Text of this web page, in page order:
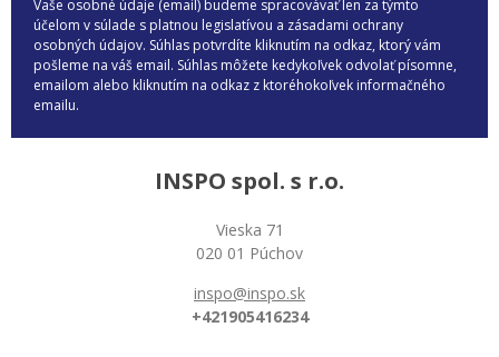
Vaše osobné údaje (email) budeme spracovávať len za týmto
účelom v súlade s platnou legislatívou a zásadami ochrany
osobných údajov. Súhlas potvrdíte kliknutím na odkaz, ktorý vám
pošleme na váš email. Súhlas môžete kedykoľvek odvolať písomne,
emailom alebo kliknutím na odkaz z ktoréhokoľvek informačného
emailu.
INSPO spol. s r.o.
Vieska 71
020 01 Púchov
inspo@inspo.sk
+421905416234